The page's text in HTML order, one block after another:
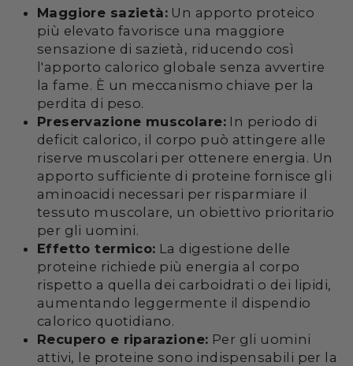
Maggiore sazietà: Un apporto proteico
più elevato favorisce una maggiore
sensazione di sazietà, riducendo così
l'apporto calorico globale senza avvertire
la fame. È un meccanismo chiave per la
perdita di peso.
Preservazione muscolare:In periodo di
deficit calorico, il corpo può attingere alle
riserve muscolari per ottenere energia. Un
apporto sufficiente di proteine fornisce gli
aminoacidi necessari per risparmiare il
tessuto muscolare, un obiettivo prioritario
per gli uomini.
Effetto termico: La digestione delle
proteine richiede più energia al corpo
rispetto a quella dei carboidrati o dei lipidi,
aumentando leggermente il dispendio
calorico quotidiano.
Recupero e riparazione: Per gli uomini
attivi, le proteine sono indispensabili per la